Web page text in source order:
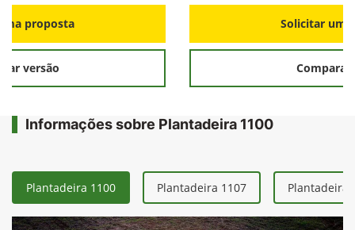
proposta
versão
Solicitar
Comparar
Informações sobre Plantadeira 1100
Plantadeira 1100 Plantadeira 1107 Plantadeira